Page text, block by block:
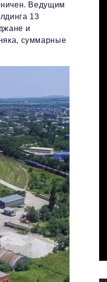
Ведущим
13
и
суммарные